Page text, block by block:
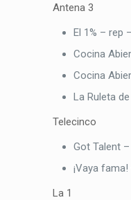
Antena 3
El 1% – rep
Cocina
Cocina
La Ruleta
Telecinco
Got Talent
¡Vaya
La 1